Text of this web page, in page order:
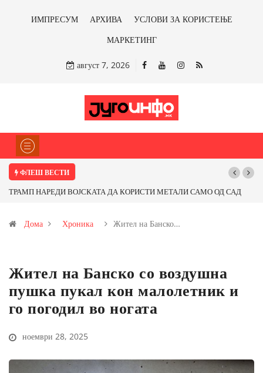
ИМПРЕСУМ АРХИВА
УСЛОВИ ЗА КОРИСТЕЊЕ
МАРКЕТИНГ
август 7, 2026
ФЛЕШ ВЕСТИ
ВОЈСКАТА ДА КОРИСТИ МЕТАЛИ САМО ОД САД
со антимонот?
Почнува
Дома Хроника Жител на Банско…
Жител на Банско со воздушна
пушка пукал кон малолетник и
го погодил во ногата
ноември 28, 2025